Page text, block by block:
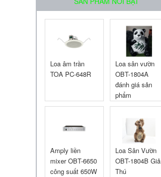
Loa âm trần
TOA PC-648R
Amply liền
mixer OBT-6650
công suất 650W
Loa sân vườn
OBT-1804A
đánh giá sản
phẩm
Loa Sân Vườn
OBT-1804B Giả
Thú
Liên hệ
Loa âm trần OBT-605
Liên hệ